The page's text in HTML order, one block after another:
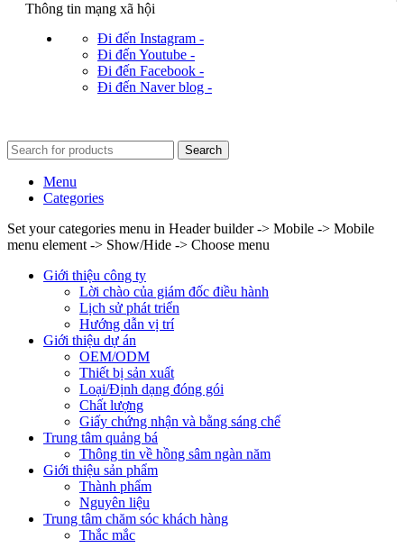
Thông tin mạng xã hội
Đi đến Instagram -
Đi đến Youtube -
Đi đến Facebook -
Đi đến Naver blog -
Search
Menu
Categories
Set your categories menu in Header builder -> Mobile -> Mobile
menu element -> Show/Hide -> Choose menu
Giới thiệu công ty
Lời chào của giám đốc điều hành
Lịch sử phát triển
Hướng dẫn vị trí
Giới thiệu dự án
OEM/ODM
Thiết bị sản xuất
Loại/Định dạng đóng gói
Chất lượng
Giấy chứng nhận và bằng sáng chế
Trung tâm quảng bá
Thông tin về hồng sâm ngàn năm
Giới thiệu sản phẩm
Thành phẩm
Nguyên liệu
Trung tâm chăm sóc khách hàng
Thắc mắc